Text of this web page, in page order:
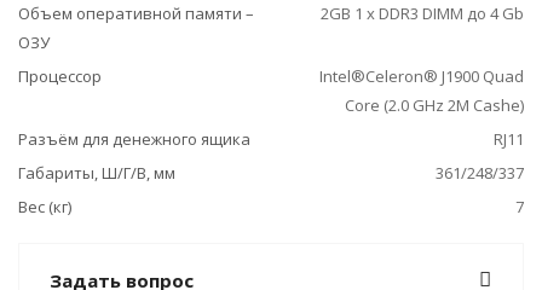
Объем оперативной памяти –
ОЗУ
2GB 1 x DDR3 DIMM до 4 Gb
Процессор
Intel®Celeron® J1900 Quad
Core (2.0 GHz 2M Cashe)
Разъём для денежного ящика
RJ11
Габариты, Ш/Г/В, мм
361/248/337
Вес (кг)
7
Задать вопрос